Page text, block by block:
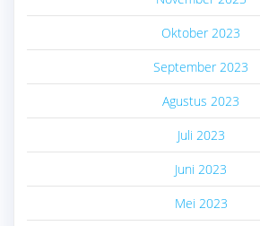
Oktober 2023
September 2023
Agustus 2023
Juli 2023
Juni 2023
Mei 2023